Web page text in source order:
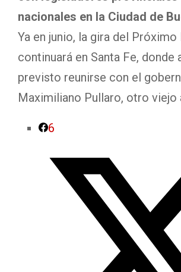
nacionales en la Ciudad de
Ya en junio, la gira del Próximo
continuará en Santa Fe, donde
previsto reunirse con el
Maximiliano Pullaro, otro viejo
6